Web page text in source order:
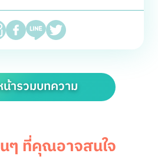
ารวมบทความ
ๆ ที่คุณอาจสนใจ